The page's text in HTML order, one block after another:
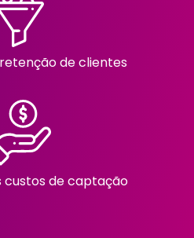
de clientes
custos de captação